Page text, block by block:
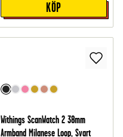
KÖP
Withings ScanWatch 2 38mm
Armband Milanese Loop, Svart